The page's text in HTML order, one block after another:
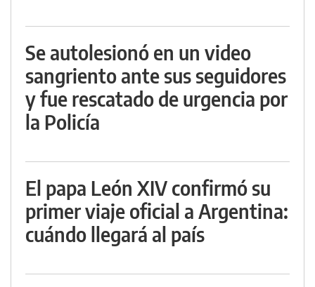
Se autolesionó en un video
sangriento ante sus seguidores
y fue rescatado de urgencia por
la Policía
El papa León XIV confirmó su
primer viaje oficial a Argentina:
cuándo llegará al país